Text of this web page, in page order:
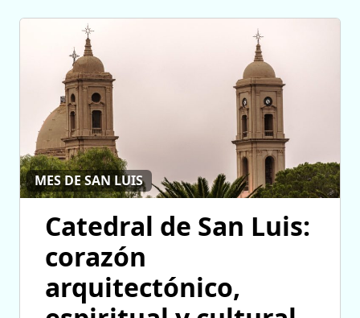
MES DE SAN LUIS
Catedral de San Luis:
corazón
arquitectónico,